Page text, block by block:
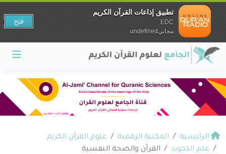
الرئيسية المكتبة الرقمية
علوم القرآن الكريم
علم التجويد
القرآن والصحة النفسية
تطبيق إذاعات القرآن الكريم
EDC
مجانيundefined
فتح